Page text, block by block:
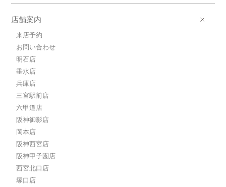
店舗案内
来店予約
お問い合わせ
明石店
垂水店
兵庫店
三宮駅前店
六甲道店
阪神御影店
岡本店
阪神西宮店
阪神甲子園店
西宮北口店
塚口店